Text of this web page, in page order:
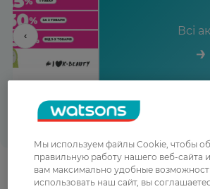
‹
береш -
Всі
→
Мы используем файлы Cookie, чтобы
правильную работу нашего веб-сайта
вам максимально удобные
использовать наш сайт, вы